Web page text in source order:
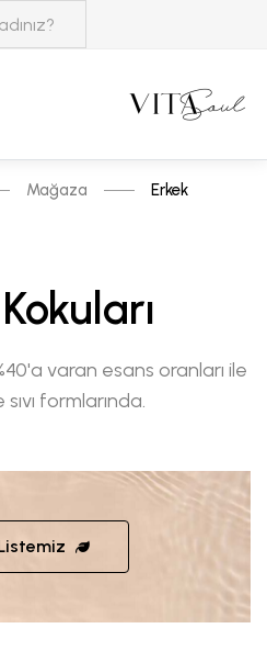
Mağaza Erkek
varan esans oranları ile
formlarında.